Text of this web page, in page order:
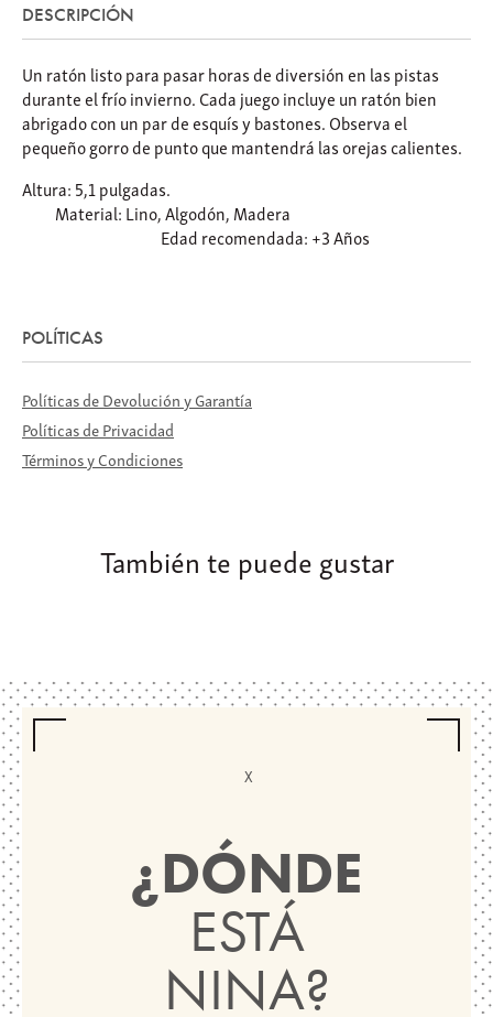
DESCRIPCIÓN
Un ratón listo para pasar horas de diversión en las pistas
durante el frío invierno. Cada juego incluye un ratón bien
abrigado con un par de esquís y bastones. Observa el
pequeño gorro de punto que mantendrá las orejas calientes.
Altura: 5,1 pulgadas.
Material: Lino, Algodón, Madera
Edad recomendada: +3 Años
POLÍTICAS
Políticas de Devolución y Garantía
Políticas de Privacidad
Términos y Condiciones
También te puede gustar
¿DÓNDE
ESTÁ
NINA?